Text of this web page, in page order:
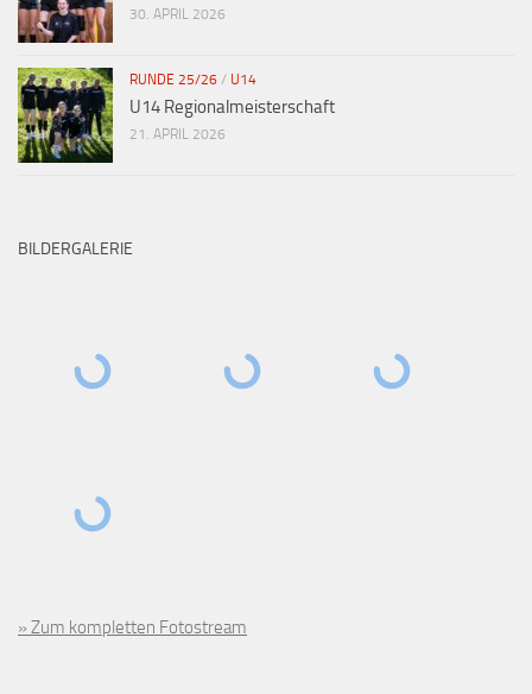
30. APRIL 2026
RUNDE 25/26 / U14
U14 Regionalmeisterschaft
21. APRIL 2026
BILDERGALERIE
» Zum kompletten Fotostream